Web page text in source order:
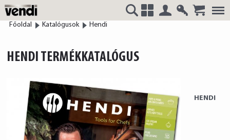
VENDI
HUNGÁRIA
Főoldal Katalógusok Hendi
HENDI TERMÉKKATALÓGUS
HENDI